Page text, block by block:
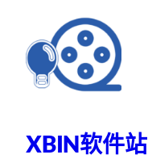
XBIN软件站